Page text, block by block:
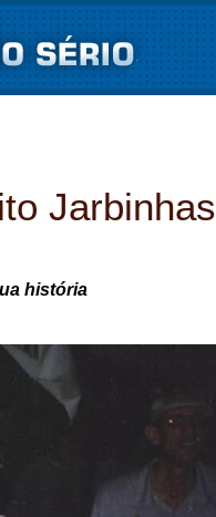
Jarbinhas
história